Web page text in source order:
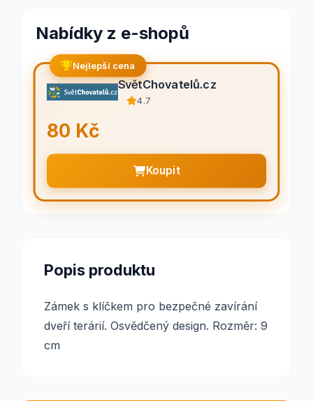
Nabídky z e-shopů
Nejlepší cena
SvětChovatelů.cz
4.7
80 Kč
Koupit
Popis produktu
Zámek s klíčkem pro bezpečné zavírání
dveří terárií. Osvědčený design. Rozměr: 9
cm